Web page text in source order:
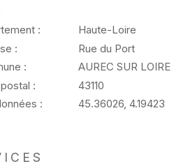
:
Haute-Loire
:
Rue du Port
:
AUREC SUR LOIRE
:
43110
:
45.36026, 4.19423